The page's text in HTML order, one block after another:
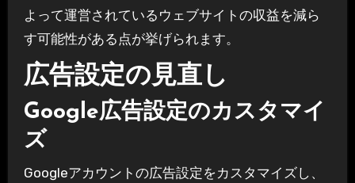
よって運営されているウェブサイトの収益を減ら
す可能性がある点が挙げられます。
広告設定の見直し
Google広告設定のカスタマイ
ズ
Googleアカウントの広告設定をカスタマイズし、